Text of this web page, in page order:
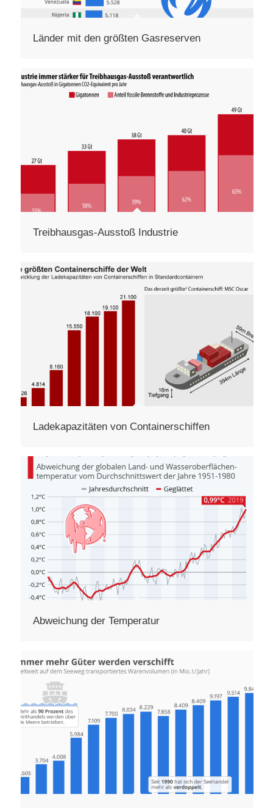
Länder mit den größten Gasreserven
Treibhausgas-Ausstoß Industrie
Ladekapazitäten von Containerschiffen
Abweichung der Temperatur